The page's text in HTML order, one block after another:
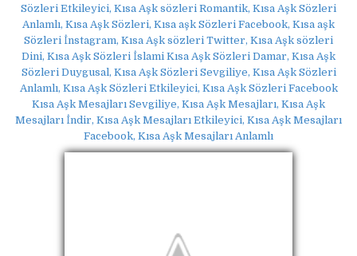
Sözleri Etkileyici, Kısa Aşk sözleri Romantik, Kısa Aşk Sözleri
Anlamlı, Kısa Aşk Sözleri, Kısa aşk Sözleri Facebook, Kısa aşk
Sözleri İnstagram, Kısa Aşk sözleri Twitter, Kısa Aşk sözleri
Dini, Kısa Aşk Sözleri İslami Kısa Aşk Sözleri Damar, Kısa Aşk
Sözleri Duygusal, Kısa Aşk Sözleri Sevgiliye, Kısa Aşk Sözleri
Anlamlı, Kısa Aşk Sözleri Etkileyici, Kısa Aşk Sözleri Facebook
Kısa Aşk Mesajları Sevgiliye, Kısa Aşk Mesajları, Kısa Aşk
Mesajları İndir, Kısa Aşk Mesajları Etkileyici, Kısa Aşk Mesajları
Facebook, Kısa Aşk Mesajları Anlamlı